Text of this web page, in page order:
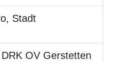
Stadt
OV Gerstetten